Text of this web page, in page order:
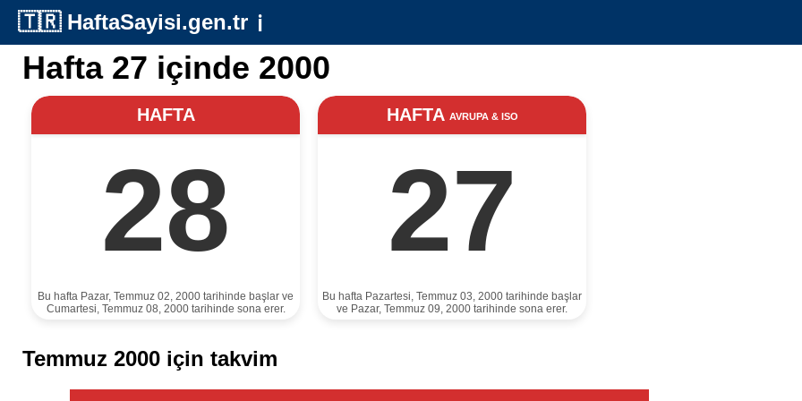
🇹🇷 HaftaSayisi.gen.tr ℹ️
Hafta 27 içinde 2000
HAFTA
28
Bu hafta Pazar, Temmuz 02, 2000 tarihinde başlar ve
Cumartesi, Temmuz 08, 2000 tarihinde sona erer.
HAFTA AVRUPA & ISO
27
Bu hafta Pazartesi, Temmuz 03, 2000 tarihinde başlar
ve Pazar, Temmuz 09, 2000 tarihinde sona erer.
Temmuz 2000 için takvim